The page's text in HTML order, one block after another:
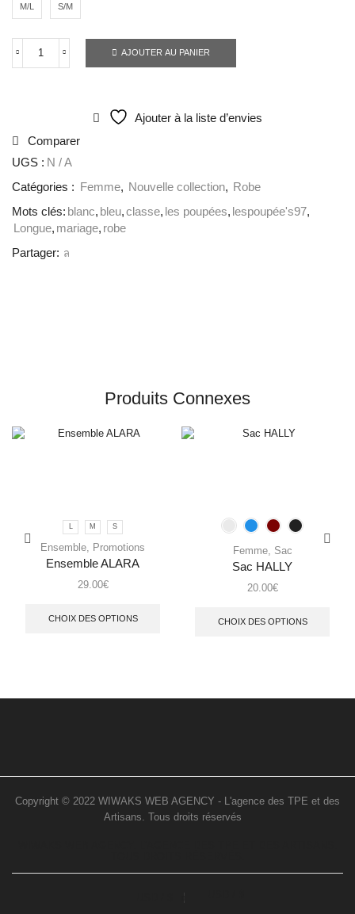
M/L S/M
AJOUTER AU PANIER
Ajouter à la liste d’envies
Comparer
UGS : N / A
Catégories :
Femme, Nouvelle collection, Robe
Mots clés: blanc, bleu,classe, les poupées, lespoupée's97,
Longue, mariage, robe
Partager:
Produits Connexes
L M S
Ensemble, Promotions
Ensemble ALARA
29.00€
CHOIX DES OPTIONS
Femme, Sac
Sac HALLY
20.00€
CHOIX DES OPTIONS
Copyright © 2022 WIWAKS WEB AGENCY - L'agence des TPE et des
Artisans. Tous droits réservés